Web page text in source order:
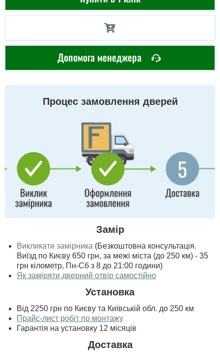
Допомога менеджера
Процес замовлення дверей
Замір
Викликати замірника (Безкоштовна консультація.
Виїзд по Києву 650 грн, за межі міста (до 250 км) - 35
грн кілометр, Пн-Сб з 8 до 21:00 години)
Як заміряти дверний отвір самостійно
Установка
Від 2250 грн по Києву та Київській обл. до 250 км
Прайс-лист робіт по монтажу
Гарантія на установку 12 місяців
Доставка